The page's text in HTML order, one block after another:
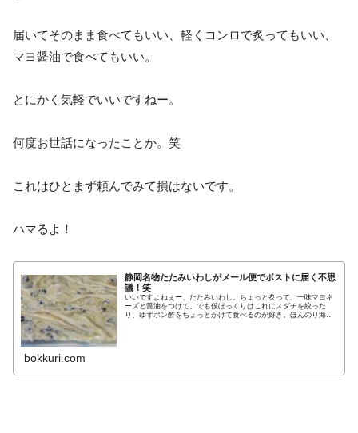
届いてそのまま食べてもいい、軽くコンロで炙ってもいい、
マヨ醤油で食べてもいい。
とにかく気軽でいいですねー。
何度お世話になったことか。笑
これはひとまず頼んでみて損はないです。
ハマるよ！
静岡名物たたみいわしがメール便でポストに届く不思
議！笑
いいですよねぇー、たたみいわし。ちょっと炙って、一味マヨネ
ーズと醤油をつけて。でも僕ぼっくりはこれにスダチを絞った
り、ゆずポン酢をちょっとかけて食べるのが好き。ほんのり海の
bokkuri.com